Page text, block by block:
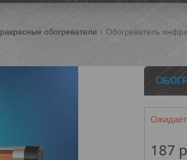
обогреватели Обогреватель
187